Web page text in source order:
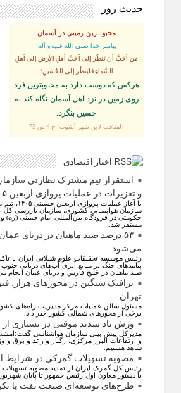
حدیث روز
محبوبترین زمینی در آسمان
پيامبر خدا صلى الله عليه و آله:
مَن أحَبَّ أن يَنظُرَ إلى أحَبِّ أهلِ الأرضِ إلى أهلِ
السَّماءِ فَليَنظُر إلى الحُسَينِ؛
هركس كه دوست دارد به محبوبترين فرد
روى زمين در نزد اهل آسمان نگاه كند به
حسين بنگرد.
المناقب لابن شهر آشوب: ج 4 ص 73
اخبار اقتصادی
استقرار تیم مشترک نظارتی
و تعزیرات در عملیات پروازی اربعین ۱۴۰۵
با آغاز
سازمان هواپیمایی کشوری، سازمان بازرسی
حکومتی در فرودگاه بین‌المللی امام خمینی (ره)
مستقر شد.
۵۳ درصد صید ماهیان در دریای
می‌شود
رئیس موسسه تحقیقات علوم شیلاتی ایران با
صید ماهیان در خلیج فارس و دریای عمان انجام
ترافیک سنگین در محورهای هراز،
تهران
مسئول سالن عملیات مرکز مدیریت راه‌های
برخی از محور‌های شمالی کشور خبر داد.
وزش باد شدید موقتی در بسیاری
مدیرکل پیش بینی سازمان هواشناسی
و ارتفاعات البرز مرکزی، رگبار و رعد و برق و
شاهد هستیم.
مصوبه تسهیلات گمرکی در شرایط
رئیس کل گمرک ایران از تمدید مصوبه
با دستور معاون اول رئیس جمهور تا پایان
طرح‌های توسعه‌ای صنعت نفت با